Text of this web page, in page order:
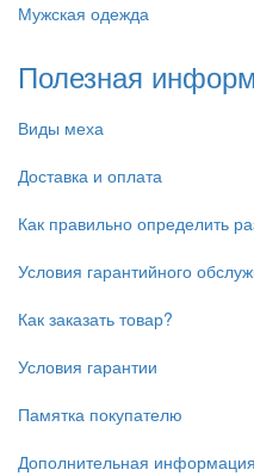
Мужская одежда
Полезная
Виды меха
Доставка и оплата
Как правильно определить
Условия гарантийного
Как заказать товар?
Условия гарантии
Памятка покупателю
Дополнительная информация